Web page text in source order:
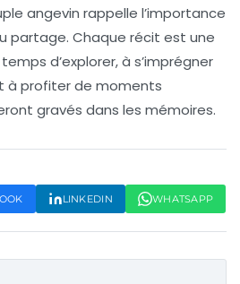
angevin rappelle l’importance
partage. Chaque récit est une
d’explorer, à s’imprégner
à profiter de moments
gravés dans les mémoires.
LINKEDIN WHATSAPP